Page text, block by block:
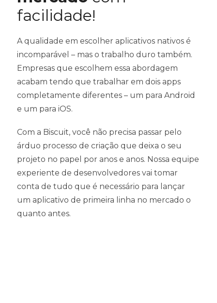
facilidade!
A qualidade em escolher aplicativos nativos é
incomparável – mas o trabalho duro também.
Empresas que escolhem essa abordagem
acabam tendo que trabalhar em dois apps
completamente diferentes – um para Android
e um para iOS.
Com a Biscuit, você não precisa passar pelo
árduo processo de criação que deixa o seu
projeto no papel por anos e anos. Nossa equipe
experiente de desenvolvedores vai tomar
conta de tudo que é necessário para lançar
um aplicativo de primeira linha no mercado o
quanto antes.